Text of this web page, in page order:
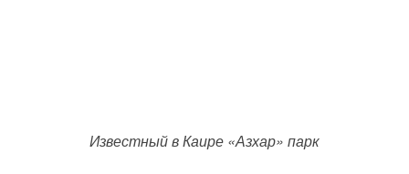
Известный в Каире «Азхар» парк